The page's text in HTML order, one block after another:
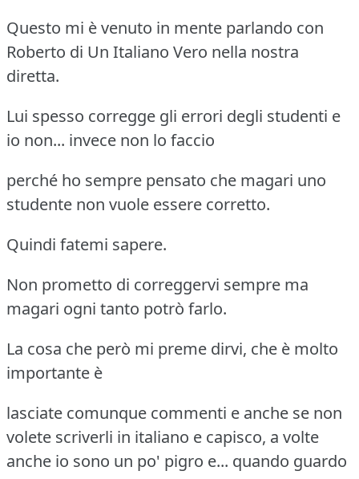
Questo mi è venuto in mente parlando con
Roberto di Un Italiano Vero nella nostra
diretta.
Lui spesso corregge gli errori degli studenti e
io non... invece non lo faccio
perché ho sempre pensato che magari uno
studente non vuole essere corretto.
Quindi fatemi sapere.
Non prometto di correggervi sempre ma
magari ogni tanto potrò farlo.
La cosa che però mi preme dirvi, che è molto
importante è
lasciate comunque commenti e anche se non
volete scriverli in italiano e capisco, a volte
anche io sono un po' pigro e... quando guardo